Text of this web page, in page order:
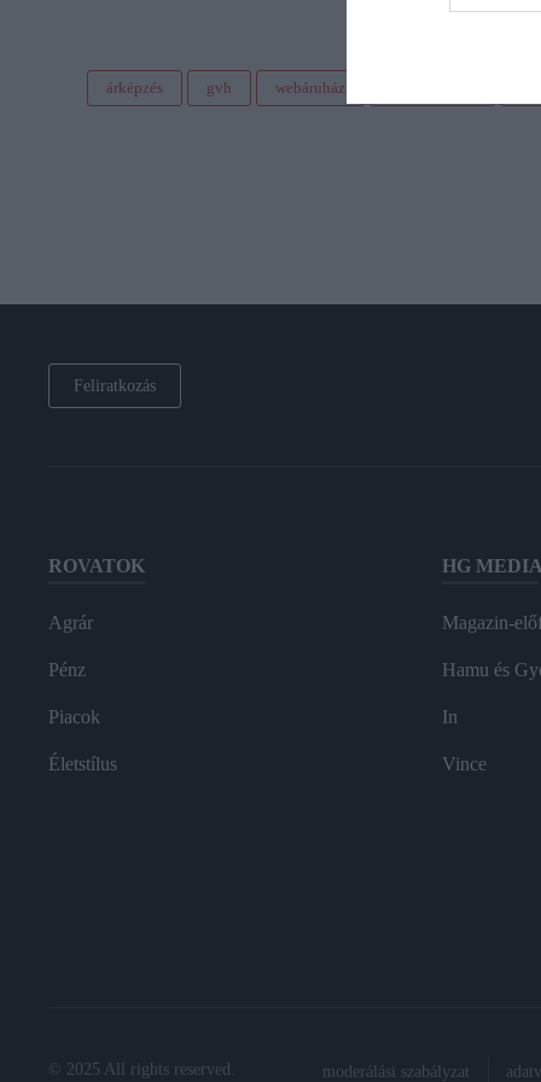
árképzés gvh webáruház
Feliratkozás
ROVATOK
Agrár
Pénz
Piacok
Életstílus
HG MEDIA
Magazin-
Hamu és
In
Vince
© 2025 All rights reserved. moderálási szabályzat